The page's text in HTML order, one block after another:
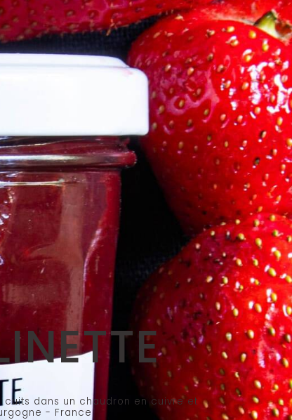
dans un chaudron en cuivre et
- France